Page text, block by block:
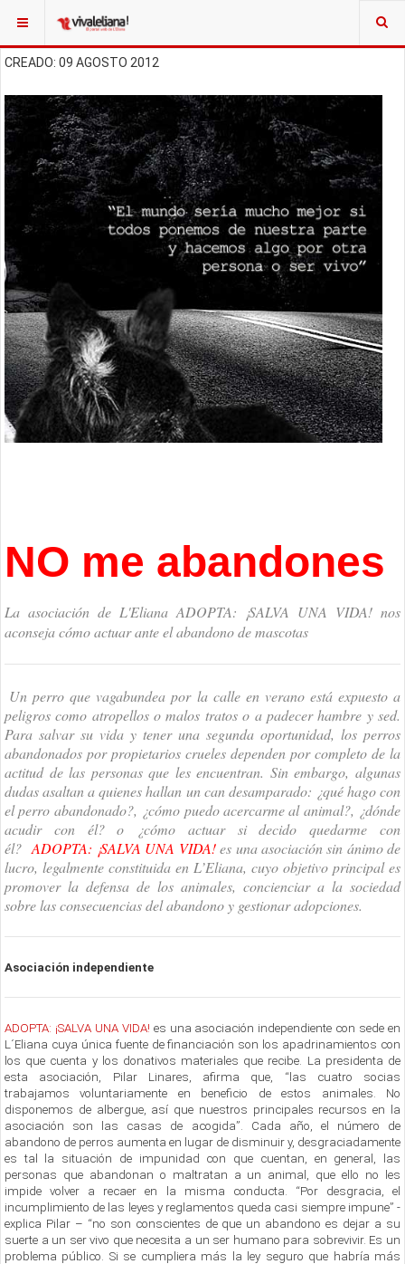
CREADO: 09 AGOSTO 2012
NO me abandones
La asociación de L'Eliana ADOPTA: ¡SALVA UNA VIDA! nos
aconseja cómo actuar ante el abandono de mascotas
Un perro que vagabundea por la calle en verano está expuesto a
peligros como atropellos o malos tratos o a padecer hambre y sed.
Para salvar su vida y tener una segunda oportunidad, los perros
abandonados por propietarios crueles dependen por completo de la
actitud de las personas que les encuentran. Sin embargo, algunas
dudas asaltan a quienes hallan un can desamparado: ¿qué hago con
el perro abandonado?, ¿cómo puedo acercarme al animal?, ¿dónde
acudir con él? o ¿cómo actuar si decido quedarme con
él? ADOPTA: ¡SALVA UNA VIDA! es una asociación sin ánimo de
lucro, legalmente constituida en L’Eliana, cuyo objetivo principal es
promover la defensa de los animales, concienciar a la sociedad
sobre las consecuencias del abandono y gestionar adopciones.
Asociación independiente
ADOPTA: ¡SALVA UNA VIDA! es una asociación independiente con sede en
L´Eliana cuya única fuente de financiación son los apadrinamientos con
los que cuenta y los donativos materiales que recibe. La presidenta de
esta asociación, Pilar Linares, afirma que, “las cuatro socias
trabajamos voluntariamente en beneficio de estos animales. No
disponemos de albergue, así que nuestros principales recursos en la
asociación son las casas de acogida”. Cada año, el número de
abandono de perros aumenta en lugar de disminuir y, desgraciadamente
es tal la situación de impunidad con que cuentan, en general, las
personas que abandonan o maltratan a un animal, que ello no les
impide volver a recaer en la misma conducta. “Por desgracia, el
incumplimiento de las leyes y reglamentos queda casi siempre impune” -
explica Pilar – “no son conscientes de que un abandono es dejar a su
suerte a un ser vivo que necesita a un ser humano para sobrevivir. Es un
problema público. Si se cumpliera más la ley seguro que habría más